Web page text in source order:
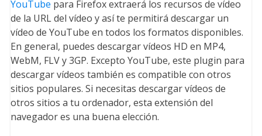
YouTube para Firefox extraerá los recursos de vídeo
de la URL del vídeo y así te permitirá descargar un
vídeo de YouTube en todos los formatos disponibles.
En general, puedes descargar vídeos HD en MP4,
WebM, FLV y 3GP. Excepto YouTube, este plugin para
descargar vídeos también es compatible con otros
sitios populares. Si necesitas descargar vídeos de
otros sitios a tu ordenador, esta extensión del
navegador es una buena elección.